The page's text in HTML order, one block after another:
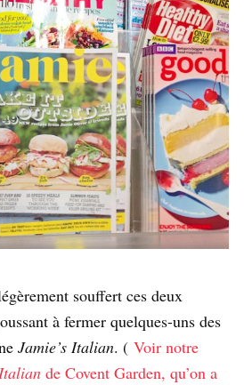
souffert ces deux
à fermer quelques-uns des
Jamie’s Italian. ( Voir notre
de Covent Garden, qu’on a